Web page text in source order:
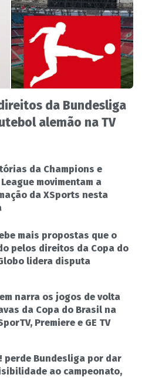
da Bundesliga
alemão na TV
da Champions e
movimentam a
da XSports nesta
mais propostas que o
pelos direitos da Copa do
lidera disputa
narra os jogos de volta
da Copa do Brasil na
Premiere e GE TV
perde Bundesliga por dar
ao campeonato,